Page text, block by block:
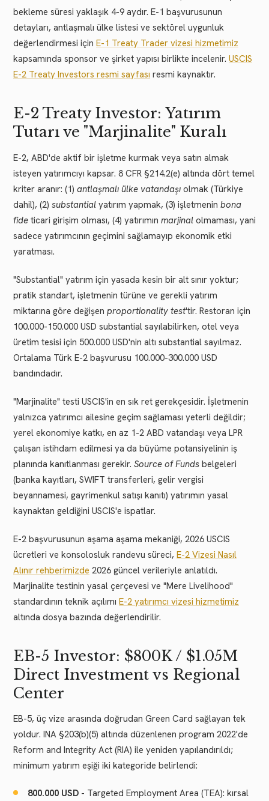
bekleme süresi yaklaşık 4-9 aydır. E-1 başvurusunun
detayları, antlaşmalı ülke listesi ve sektörel uygunluk
değerlendirmesi için E-1 Treaty Trader vizesi hizmetimiz
kapsamında sponsor ve şirket yapısı birlikte incelenir. USCIS
E-2 Treaty Investors resmi sayfası resmi kaynaktır.
E-2 Treaty Investor: Yatırım
Tutarı ve "Marjinalite" Kuralı
E-2, ABD'de aktif bir işletme kurmak veya satın almak
isteyen yatırımcıyı kapsar. 8 CFR §214.2(e) altında dört temel
kriter aranır: (1) antlaşmalı ülke vatandaşı olmak (Türkiye
dahil), (2) substantial yatırım yapmak, (3) işletmenin bona
fide ticari girişim olması, (4) yatırımın marjinal olmaması, yani
sadece yatırımcının geçimini sağlamayıp ekonomik etki
yaratması.
"Substantial" yatırım için yasada kesin bir alt sınır yoktur;
pratik standart, işletmenin türüne ve gerekli yatırım
miktarına göre değişen proportionality test'tir. Restoran için
100.000-150.000 USD substantial sayılabilirken, otel veya
üretim tesisi için 500.000 USD'nin altı substantial sayılmaz.
Ortalama Türk E-2 başvurusu 100.000-300.000 USD
bandındadır.
"Marjinalite" testi USCIS'in en sık ret gerekçesidir. İşletmenin
yalnızca yatırımcı ailesine geçim sağlaması yeterli değildir;
yerel ekonomiye katkı, en az 1-2 ABD vatandaşı veya LPR
çalışan istihdam edilmesi ya da büyüme potansiyelinin iş
planında kanıtlanması gerekir. Source of Funds belgeleri
(banka kayıtları, SWIFT transferleri, gelir vergisi
beyannamesi, gayrimenkul satışı kanıtı) yatırımın yasal
kaynaktan geldiğini USCIS'e ispatlar.
E-2 başvurusunun aşama aşama mekaniği, 2026 USCIS
ücretleri ve konsolosluk randevu süreci, E-2 Vizesi Nasıl
Alınır rehberimizde 2026 güncel verileriyle anlatıldı.
Marjinalite testinin yasal çerçevesi ve "Mere Livelihood"
standardının teknik açılımı E-2 yatırımcı vizesi hizmetimiz
altında dosya bazında değerlendirilir.
EB-5 Investor: $800K / $1.05M
Direct Investment vs Regional
Center
EB-5, üç vize arasında doğrudan Green Card sağlayan tek
yoldur. INA §203(b)(5) altında düzenlenen program 2022'de
Reform and Integrity Act (RIA) ile yeniden yapılandırıldı;
minimum yatırım eşiği iki kategoride belirlendi:
800.000 USD - Targeted Employment Area (TEA): kırsal